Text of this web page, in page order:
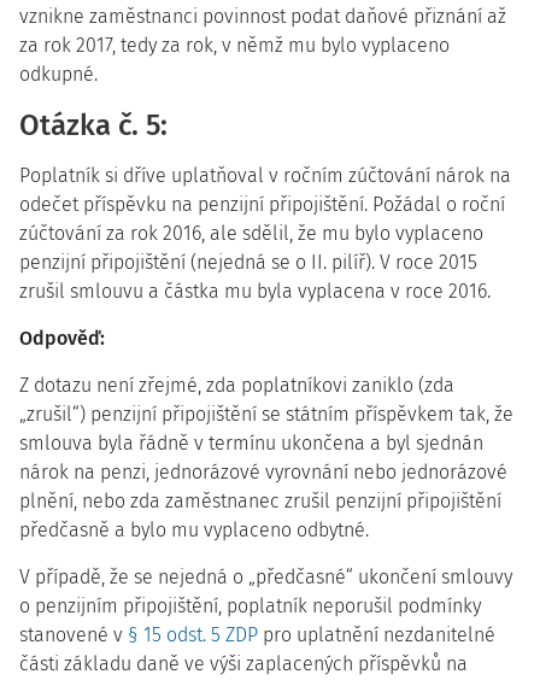
vznikne zaměstnanci povinnost podat daňové přiznání až
za rok 2017, tedy za rok, v němž mu bylo vyplaceno
odkupné.
Otázka č. 5:
Poplatník si dříve uplatňoval v ročním zúčtování nárok na
odečet příspěvku na penzijní připojištění. Požádal o roční
zúčtování za rok 2016, ale sdělil, že mu bylo vyplaceno
penzijní připojištění (nejedná se o II. pilíř). V roce 2015
zrušil smlouvu a částka mu byla vyplacena v roce 2016.
Odpověď:
Z dotazu není zřejmé, zda poplatníkovi zaniklo (zda
„zrušil“) penzijní připojištění se státním příspěvkem tak, že
smlouva byla řádně v termínu ukončena a byl sjednán
nárok na penzi, jednorázové vyrovnání nebo jednorázové
plnění, nebo zda zaměstnanec zrušil penzijní připojištění
předčasně a bylo mu vyplaceno odbytné.
V případě, že se nejedná o „předčasné“ ukončení smlouvy
o penzijním připojištění, poplatník neporušil podmínky
stanovené v § 15 odst. 5 ZDP pro uplatnění nezdanitelné
části základu daně ve výši zaplacených příspěvků na